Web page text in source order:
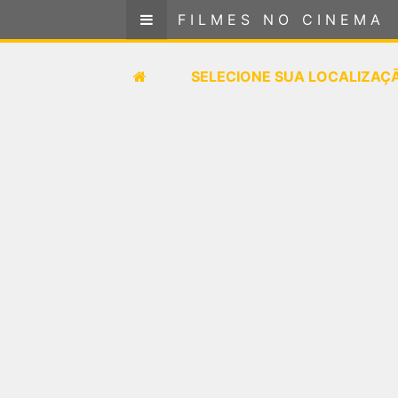
FILMES NO CINEMA
SELECIONE SUA
FILMES NO CINEMA
SELECIONE SUA LOCALIZAÇÃO